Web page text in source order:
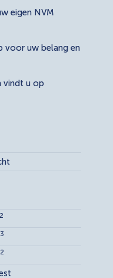
eigen NVM
voor uw belang en
vindt u op
2
3
2